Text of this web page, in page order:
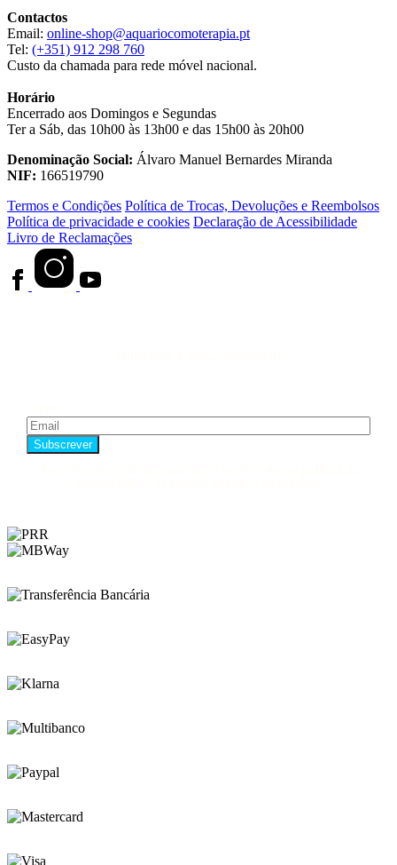
Contactos
Email: online-shop@aquariocomoterapia.pt
Tel: (+351) 912 298 760
Custo da chamada para rede móvel nacional.
Horário
Encerrado aos Domingos e Segundas
Ter a Sáb, das 10h00 às 13h00 e das 15h00 às 20h00
Denominação Social: Álvaro Manuel Bernardes Miranda
NIF: 166519790
Termos e Condições Política de Trocas, Devoluções e Reembolsos
Política de privacidade e cookies Declaração de Acessibilidade
Livro de Reclamações